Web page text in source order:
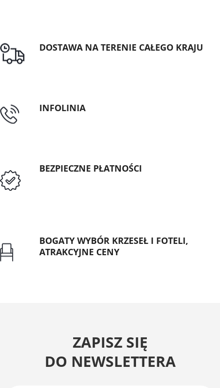
DOSTAWA NA TERENIE CAŁEGO KRAJU
INFOLINIA
BEZPIECZNE PŁATNOŚCI
BOGATY WYBÓR KRZESEŁ I FOTELI,
ATRAKCYJNE CENY
ZAPISZ SIĘ
DO NEWSLETTERA